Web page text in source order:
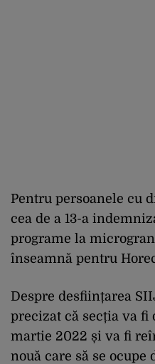
Pentru persoanele cu
cea de a 13-a
programe la
înseamnă pentru
Despre desființarea
precizat că secția va fi
martie 2022 și va fi
nouă care să se ocupe